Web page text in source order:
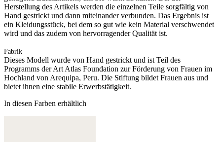
Herstellung des Artikels werden die einzelnen Teile sorgfältig von
Hand gestrickt und dann miteinander verbunden. Das Ergebnis ist
ein Kleidungsstück, bei dem so gut wie kein Material verschwendet
wird und das zudem von hervorragender Qualität ist.
Fabrik
Dieses Modell wurde von Hand gestrickt und ist Teil des
Programms der Art Atlas Foundation zur Förderung von Frauen im
Hochland von Arequipa, Peru. Die Stiftung bildet Frauen aus und
bietet ihnen eine stabile Erwerbstätigkeit.
In diesen Farben erhältlich